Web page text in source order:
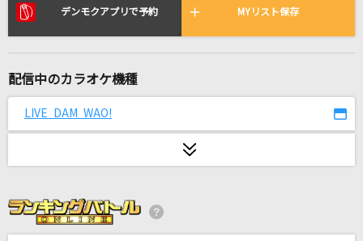
最後の雨
[生音]366日
HY
7月のサイダー
デンモクアプリで予約 MYリスト保存
配信中のカラオケ機種
LIVE DAM WAO!